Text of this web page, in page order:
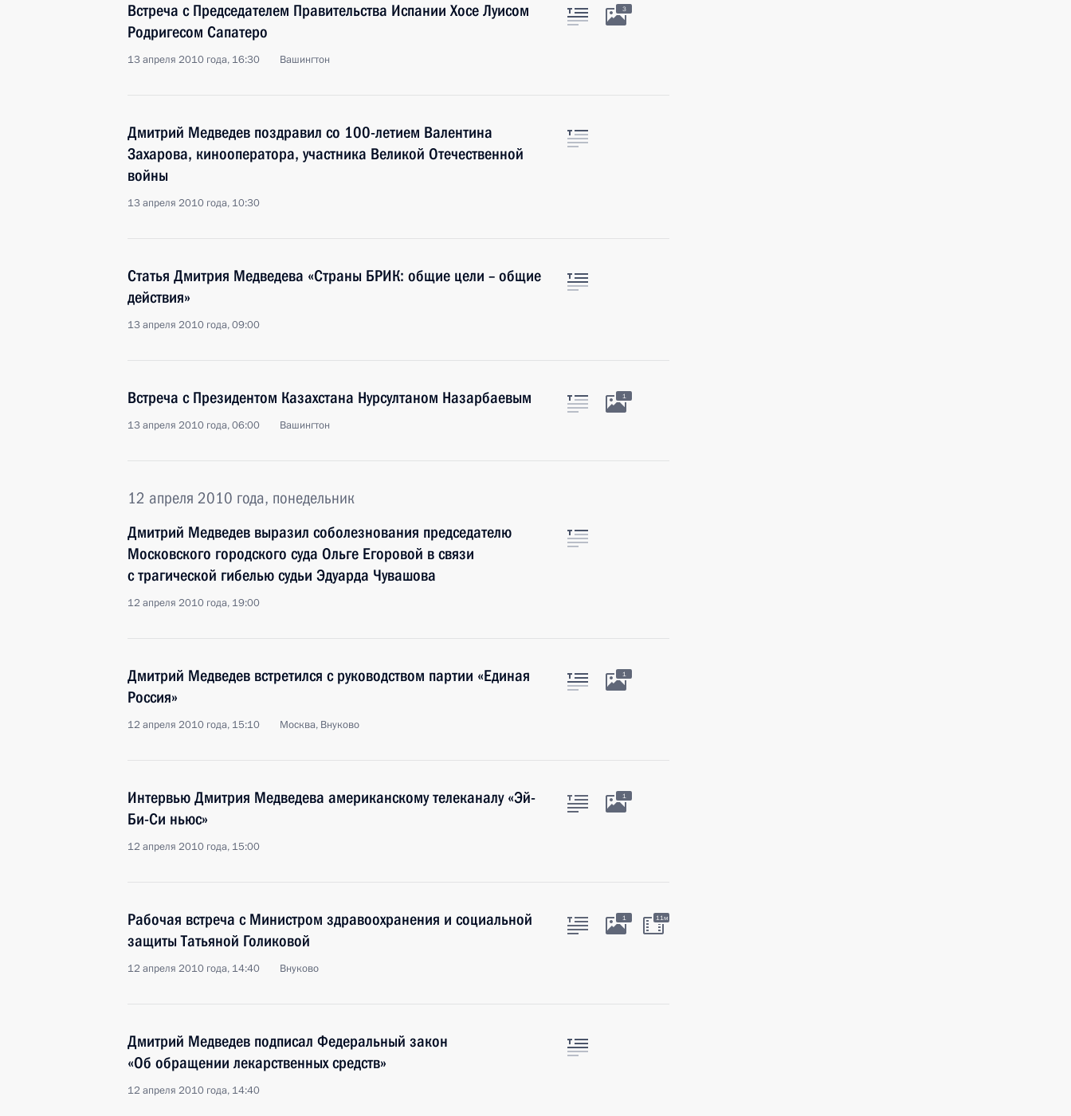
Встреча с Председателем Правительства Испании Хосе Луисом
Родригесом Сапатеро
13 апреля 2010 года, 16:30 Вашингтон
3
Дмитрий Медведев поздравил со 100-летием Валентина
Захарова, кинооператора, участника Великой Отечественной
войны
13 апреля 2010 года, 10:30
Статья Дмитрия Медведева «Страны БРИК: общие цели – общие
действия»
13 апреля 2010 года, 09:00
Встреча с Президентом Казахстана Нурсултаном Назарбаевым
13 апреля 2010 года, 06:00 Вашингтон
1
12 апреля 2010 года, понедельник
Дмитрий Медведев выразил соболезнования председателю
Московского городского суда Ольге Егоровой в связи
с трагической гибелью судьи Эдуарда Чувашова
12 апреля 2010 года, 19:00
Дмитрий Медведев встретился с руководством партии «Единая
Россия»
12 апреля 2010 года, 15:10 Москва, Внуково
1
Интервью Дмитрия Медведева американскому телеканалу «Эй-
Би-Си ньюс»
12 апреля 2010 года, 15:00
1
Рабочая встреча с Министром здравоохранения и социальной
защиты Татьяной Голиковой
12 апреля 2010 года, 14:40 Внуково
1 11м
Дмитрий Медведев подписал Федеральный закон
«Об обращении лекарственных средств»
12 апреля 2010 года, 14:40